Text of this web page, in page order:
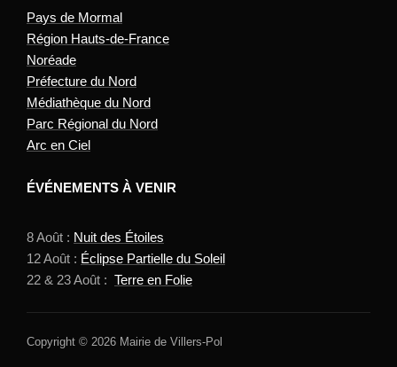
Pays de Mormal
Région Hauts-de-France
Noréade
Préfecture du Nord
Médiathèque du Nord
Parc Régional du Nord
Arc en Ciel
ÉVÉNEMENTS À VENIR
8 Août : Nuit des Étoiles
12 Août : Éclipse Partielle du Soleil
22 & 23 Août : Terre en Folie
Copyright © 2026 Mairie de Villers-Pol